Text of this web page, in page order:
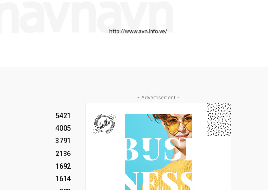
5421
4005
3791
2136
1692
1614
- Advertisement -